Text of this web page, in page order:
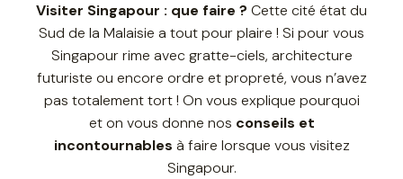
Visiter Singapour : que faire ? Cette cité état du
Sud de la Malaisie a tout pour plaire ! Si pour vous
Singapour rime avec gratte-ciels, architecture
futuriste ou encore ordre et propreté, vous n’avez
pas totalement tort ! On vous explique pourquoi
et on vous donne nos conseils et
incontournables à faire lorsque vous visitez
Singapour.